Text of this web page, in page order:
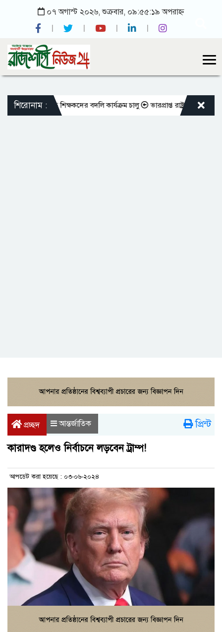
০৭ অগাস্ট ২০২৬, শুক্রবার, ০৯:৫৫:১৯ অপরাহ্ন
শিরোনাম :
এমপিওভুক্ত শিক্ষকদের বদলি কার্যক্রম চালু ভারপ্রাপ্ত রাষ্ট্রপতিকে শুভেচ্ছা
প্রচ্ছদ আন্তর্জাতিক প্রিন্ট
কারাদণ্ড হলেও নির্বাচনে লড়বেন ট্রাম্প!
আপডেট করা হয়েছে : ০৩-০৬-২০২৪